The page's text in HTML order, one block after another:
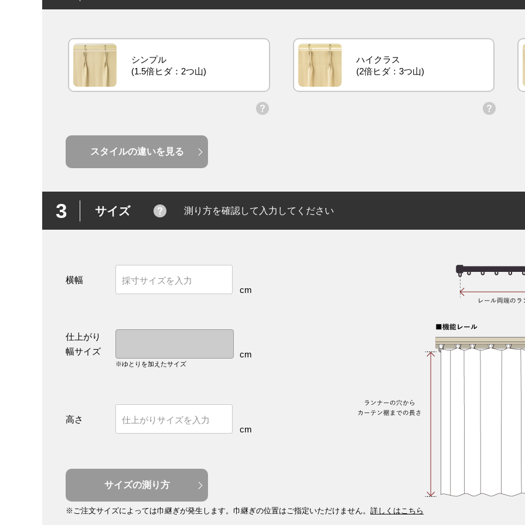
シンプル ハイクラス
スタイルの違いを見る
3 サイズ 測り方を確認して入力してください
横幅
cm
仕上がり
幅サイズ
cm
※ゆとりを加えたサイズ
高さ
cm
サイズの測り方
※ご注文サイズによっては巾継ぎが発生します。 巾継ぎの位置はご指定いただけません。 詳しくはこちら